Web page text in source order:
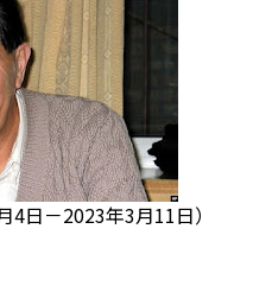
日－2023年3月11日）